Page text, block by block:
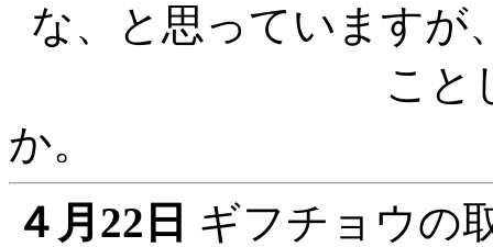
な、と思っていますが
こと
４月22日 ギフチョウの